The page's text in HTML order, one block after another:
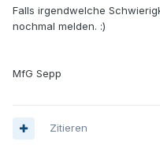
Falls irgendwelche
nochmal melden. :)
MfG Sepp
Zitieren